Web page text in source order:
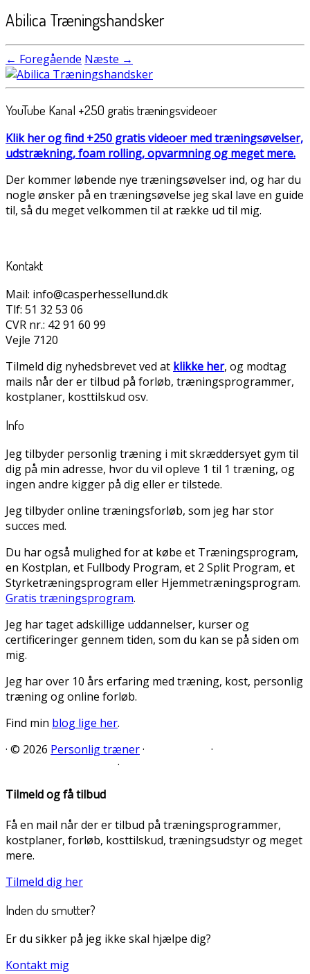
Abilica Træningshandsker
← Foregående Næste →
YouTube Kanal +250 gratis træningsvideoer
Klik her og find +250 gratis videoer med træningsøvelser,
udstrækning, foam rolling, opvarmning og meget mere.
Der kommer løbende nye træningsøvelser ind, og har du
nogle ønsker på en træningsøvelse jeg skal lave en guide
til, så du meget velkommen til at række ud til mig.
Kontakt
Mail: info@casperhessellund.dk
Tlf: 51 32 53 06
CVR nr.: 42 91 60 99
Vejle 7120
Tilmeld dig nyhedsbrevet ved at klikke her, og modtag
mails når der er tilbud på forløb, træningsprogrammer,
kostplaner, kosttilskud osv.
Info
Jeg tilbyder personlig træning i mit skræddersyet gym til
dig på min adresse, hvor du vil opleve 1 til 1 træning, og
ingen andre kigger på dig eller er tilstede.
Jeg tilbyder online træningsforløb, som jeg har stor
succes med.
Du har også mulighed for at købe et Træningsprogram,
en Kostplan, et Fullbody Program, et 2 Split Program, et
Styrketræningsprogram eller Hjemmetræningsprogram.
Gratis træningsprogram.
Jeg har taget adskillige uddannelser, kurser og
certificeringer gennem tiden, som du kan se på siden om
mig.
Jeg har over 10 års erfaring med træning, kost, personlig
træning og online forløb.
Find min blog lige her.
· © 2026 Personlig træner·
·
·
Tilmeld og få tilbud
Få en mail når der er tilbud på træningsprogrammer,
kostplaner, forløb, kosttilskud, træningsudstyr og meget
mere.
Tilmeld dig her
Inden du smutter?
Er du sikker på jeg ikke skal hjælpe dig?
Kontakt mig